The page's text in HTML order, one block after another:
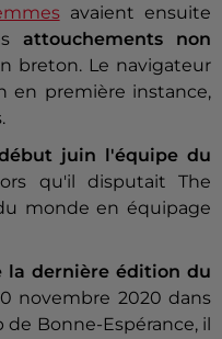
avaient ensuite
attouchements non
breton. Le navigateur
en première instance,
juin l'équipe du
qu'il disputait The
monde en équipage
la dernière édition du
novembre 2020 dans
Bonne-Espérance, il